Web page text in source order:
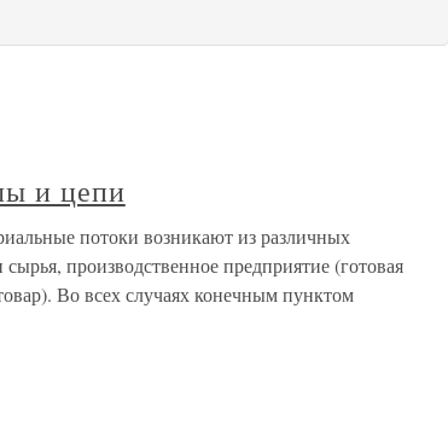
и цепи
потоки возникают из различных
производственное предприятие (готовая
Во всех случаях конечным пунктом